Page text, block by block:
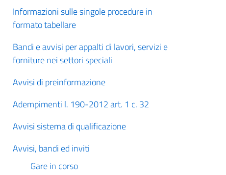
Informazioni sulle singole procedure in
formato tabellare
Bandi e avvisi per appalti di lavori, servizi e
forniture nei settori speciali
Avvisi di preinformazione
Adempimenti l. 190-2012 art. 1 c. 32
Avvisi sistema di qualificazione
Avvisi, bandi ed inviti
Gare in corso